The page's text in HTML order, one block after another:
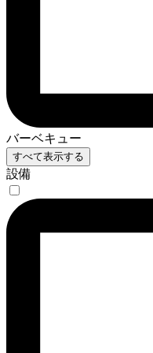
バーベキュー
すべて表示する
設備